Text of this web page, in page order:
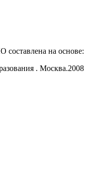
на основе:
. Москва.2008